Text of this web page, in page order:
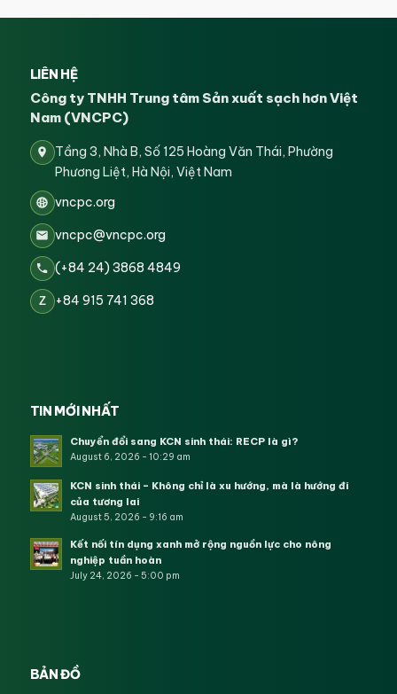
LIÊN HỆ
Công ty TNHH Trung tâm Sản xuất sạch hơn Việt
Nam (VNCPC)
Tầng 3, Nhà B, Số 125 Hoàng Văn Thái, Phường
Phương Liệt, Hà Nội, Việt Nam
vncpc.org
vncpc@vncpc.org
(+84 24) 3868 4849
Z +84 915 741 368
TIN MỚI NHẤT
Chuyển đổi sang KCN sinh thái: RECP là gì?
August 6, 2026 - 10:29 am
KCN sinh thái – Không chỉ là xu hướng, mà là hướng đi
của tương lai
August 5, 2026 - 9:16 am
Kết nối tín dụng xanh mở rộng nguồn lực cho nông
nghiệp tuần hoàn
July 24, 2026 - 5:00 pm
BẢN ĐỒ